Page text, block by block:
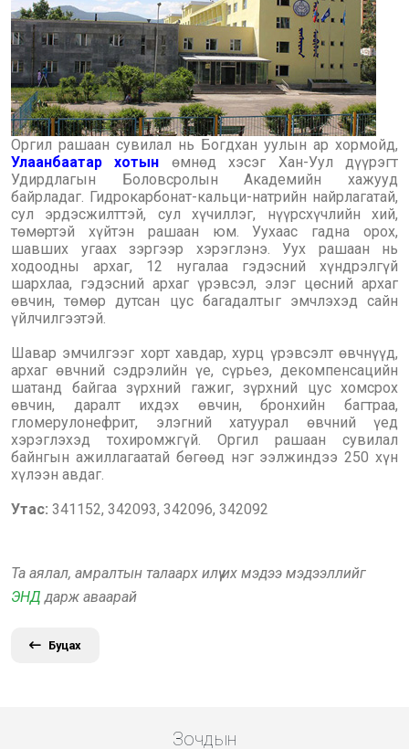
Оргил рашаан сувилал нь Богдхан уулын ар хормойд,
Улаанбаатар хотын өмнөд хэсэг Хан-Уул дүүрэгт
Удирдлагын Боловсролын Академийн хажууд
байрладаг. Гидрокарбонат-кальци-натрийн найрлагатай,
сул эрдэсжилттэй, сул хүчиллэг, нүүрсхүчлийн хий,
төмөртэй хүйтэн рашаан юм. Уухаас гадна орох,
шавших угаах зэргээр хэрэглэнэ. Уух рашаан нь
ходоодны архаг, 12 нугалаа гэдэсний хүндрэлгүй
шархлаа, гэдэсний архаг үрэвсэл, элэг цөсний архаг
өвчин, төмөр дутсан цус багадалтыг эмчлэхэд сайн
үйлчилгээтэй.
Шавар эмчилгээг хорт хавдар, хурц үрэвсэлт өвчнүүд,
архаг өвчний сэдрэлийн үе, сүрьеэ, декомпенсацийн
шатанд байгаа зүрхний гажиг, зүрхний цус хомсрох
өвчин, даралт ихдэх өвчин, бронхийн багтраа,
гломерулонефрит, элэгний хатуурал өвчний үед
хэрэглэхэд тохиромжгүй. Оргил рашаан сувилал
байнгын ажиллагаатай бөгөөд нэг ээлжиндээ 250 хүн
хүлээн авдаг.
Утас: 341152, 342093, 342096, 342092
Та аялал, амралтын талаарх илүү их мэдээ мэдээллийг
ЭНД дарж аваарай
Буцах
Зочдын